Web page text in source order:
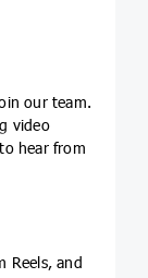
our team.
video
hear from
Reels, and